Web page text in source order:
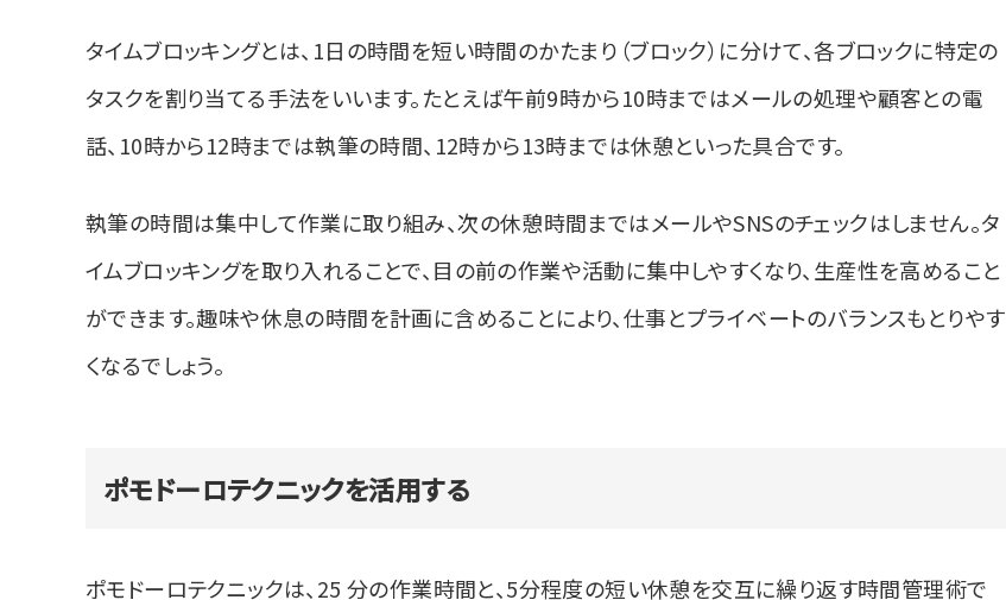
タイムブロッキングとは、1日の時間を短い時間のかたまり（ブロック）に分けて、各ブロックに特定の
タスクを割り当てる手法をいいます。たとえば午前9時から10時まではメールの処理や顧客との電
話、10時から12時までは執筆の時間、12時から13時までは休憩といった具合です。
執筆の時間は集中して作業に取り組み、次の休憩時間まではメールやSNSのチェックはしません。タ
イムブロッキングを取り入れることで、目の前の作業や活動に集中しやすくなり、生産性を高めること
ができます。趣味や休息の時間を計画に含めることにより、仕事とプライベートのバランスもとりやす
くなるでしょう。
ポモドーロテクニックを活用する
ポモドーロテクニックは、25 分の作業時間と、5分程度の短い休憩を交互に繰り返す時間管理術で